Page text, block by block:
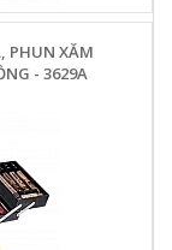
PHUN XĂM
- 3629A